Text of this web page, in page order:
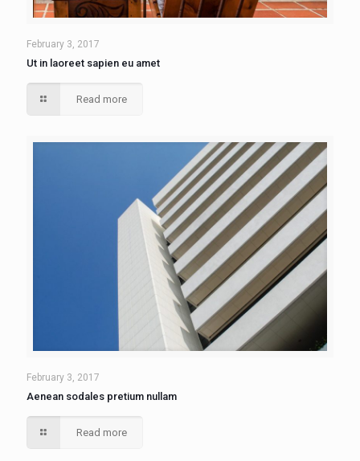
February 3, 2017
Ut in laoreet sapien eu amet
Read more
February 3, 2017
Aenean sodales pretium nullam
Read more